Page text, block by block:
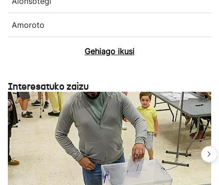
Amoroto
Gehiago ikusi
Interesatuko zaizu